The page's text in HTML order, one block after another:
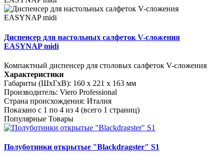
Диспенсер для настольных салфеток V-сложения
EASYNAP midi
Компактный диспенсер для столовых салфеток V-сложения
Характеристики
Габариты (ШхГхВ): 160 x 221 x 163 мм
Производитель: Viero Professional
Страна происхождения: Италия
Показано с 1 по 4 из 4 (всего 1 страниц)
Популярные Товары
Полуботинки открытые "Blackdragster" S1